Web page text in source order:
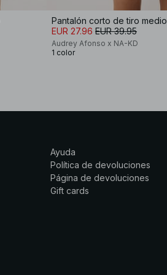
Pantalón corto de tiro medio
EUR 27.96 EUR 39.95
Audrey Afonso x NA-KD
1 color
Ayuda
Política de devoluciones
Página de devoluciones
Gift cards